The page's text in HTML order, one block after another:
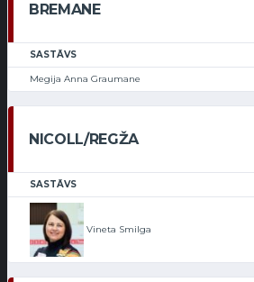
BREMANE
SASTĀVS
Megija Anna Graumane
NICOLL/REGŽA
SASTĀVS
Vineta Smilga